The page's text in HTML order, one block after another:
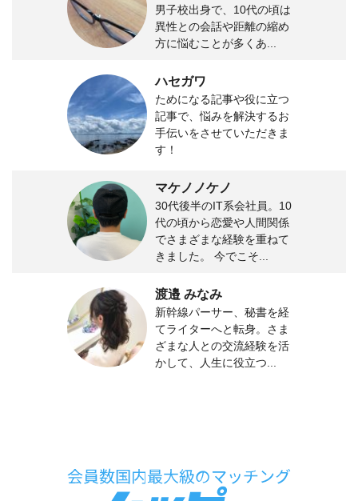
男子校出身で、10代の頃は
異性との会話や距離の縮め
方に悩むことが多くあ...
ハセガワ
ためになる記事や役に立つ
記事で、悩みを解決するお
手伝いをさせていただきま
す！
マケノノケノ
30代後半のIT系会社員。10
代の頃から恋愛や人間関係
でさまざまな経験を重ねて
きました。 今でこそ...
渡邉 みなみ
新幹線パーサー、秘書を経
てライターへと転身。さま
ざまな人との交流経験を活
かして、人生に役立つ...